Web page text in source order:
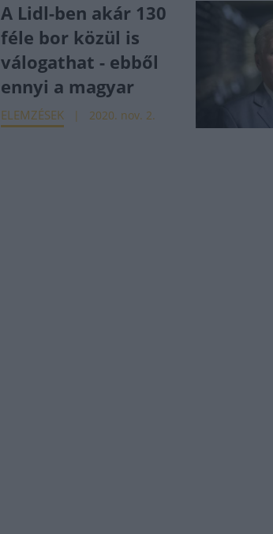
A Lidl-ben akár 130
féle bor közül is
válogathat - ebből
ennyi a magyar
ELEMZÉSEK 2020. nov. 2.